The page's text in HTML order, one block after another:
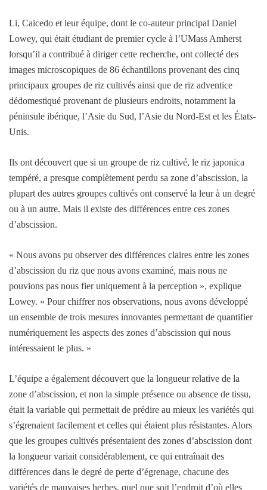
Li, Caicedo et leur équipe, dont le co-auteur principal Daniel
Lowey, qui était étudiant de premier cycle à l’UMass Amherst
lorsqu’il a contribué à diriger cette recherche, ont collecté des
images microscopiques de 86 échantillons provenant des cinq
principaux groupes de riz cultivés ainsi que de riz adventice
dédomestiqué provenant de plusieurs endroits, notamment la
péninsule ibérique, l’Asie du Sud, l’Asie du Nord-Est et les États-
Unis.
Ils ont découvert que si un groupe de riz cultivé, le riz japonica
tempéré, a presque complètement perdu sa zone d’abscission, la
plupart des autres groupes cultivés ont conservé la leur à un degré
ou à un autre. Mais il existe des différences entre ces zones
d’abscission.
« Nous avons pu observer des différences claires entre les zones
d’abscission du riz que nous avons examiné, mais nous ne
pouvions pas nous fier uniquement à la perception », explique
Lowey. « Pour chiffrer nos observations, nous avons développé
un ensemble de trois mesures innovantes permettant de quantifier
numériquement les aspects des zones d’abscission qui nous
intéressaient le plus. »
L’équipe a également découvert que la longueur relative de la
zone d’abscission, et non la simple présence ou absence de tissu,
était la variable qui permettait de prédire au mieux les variétés qui
s’égrenaient facilement et celles qui étaient plus résistantes. Alors
que les groupes cultivés présentaient des zones d’abscission dont
la longueur variait considérablement, ce qui entraînait des
différences dans le degré de perte d’égrenage, chacune des
variétés de mauvaises herbes, quel que soit l’endroit d’où elles